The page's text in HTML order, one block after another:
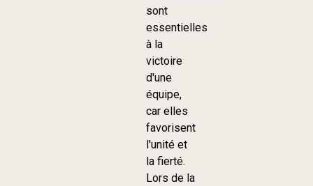
sont
essentielles
à la
victoire
d'une
équipe,
car elles
favorisent
l'unité et
la fierté.
Lors de la